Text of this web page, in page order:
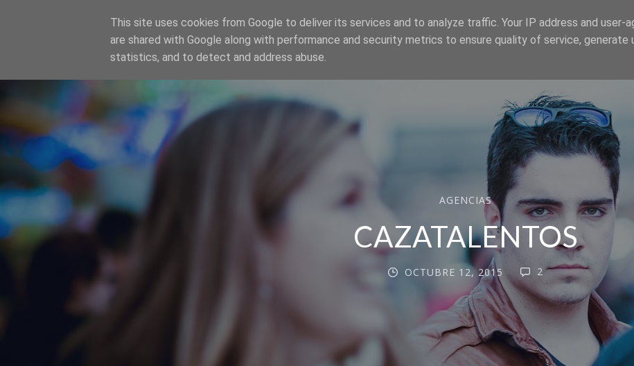
SER MODELO
AGENCIAS
CAZATALENTOS
OCTUBRE 12, 2015 2
This site uses cookies from Google to deliver its services and to analyze traffic. Your IP address and user-
are shared with Google along with performance and security metrics to ensure quality of service, generate
statistics, and to detect and address abuse.